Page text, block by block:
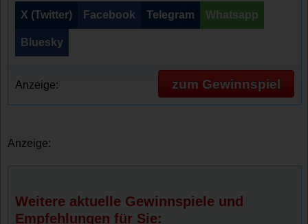
X (Twitter) Facebook Telegram Whatsapp
Bluesky
Anzeige: zum Gewinnspiel
Anzeige:
Weitere aktuelle Gewinnspiele und
Empfehlungen für Sie: